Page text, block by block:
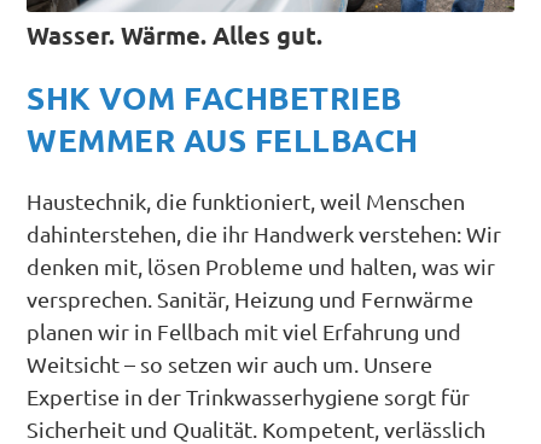
Wasser. Wärme. Alles gut.
SHK VOM FACHBETRIEB
WEMMER AUS FELLBACH
Haustechnik, die funktioniert, weil Menschen
dahinterstehen, die ihr Handwerk verstehen: Wir
denken mit, lösen Probleme und halten, was wir
versprechen. Sanitär, Heizung und Fernwärme
planen wir in Fellbach mit viel Erfahrung und
Weitsicht – so setzen wir auch um. Unsere
Expertise in der Trinkwasserhygiene sorgt für
Sicherheit und Qualität. Kompetent, verlässlich